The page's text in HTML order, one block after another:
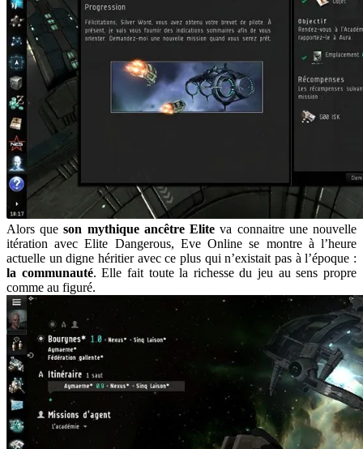
Alors queson mythique ancêtre Elite va connaitre une nouvelle
itération avec Elite Dangerous, Eve Online se montre à l’heure
actuelle un digne héritier avec ce plus qui n’existait pas à l’époque :
la communauté. Elle fait toute la richesse du jeu au sens propre
comme au figuré.